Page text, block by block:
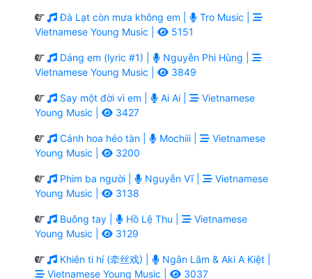
Đà Lạt còn mưa không em |
Tro Music |
Vietnamese Young Music |
5151
Dáng em (lyric #1) |
Nguyễn Phi Hùng |
Vietnamese Young Music |
3849
Say một đời vì em | Ai Ai |
Vietnamese
Young Music |
3427
Cánh hoa héo tàn | Mochiii |
Vietnamese
Young Music |
3200
Phim ba người | Nguyễn Vĩ |
Vietnamese
Young Music |
3138
Buông tay | Hồ Lệ Thu |
Vietnamese
Young Music |
3129
Khiên ti hí (牵丝戏) |
Ngân Lâm & Aki A Kiệt |
Vietnamese Young Music |
3037